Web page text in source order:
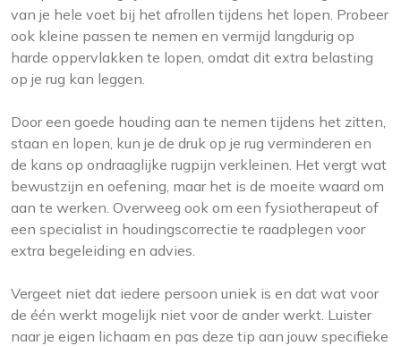
van je hele voet bij het afrollen tijdens het lopen. Probeer
ook kleine passen te nemen en vermijd langdurig op
harde oppervlakken te lopen, omdat dit extra belasting
op je rug kan leggen.
Door een goede houding aan te nemen tijdens het zitten,
staan ​​en lopen, kun je de druk op je rug verminderen en
de kans op ondraaglijke rugpijn verkleinen. Het vergt wat
bewustzijn en oefening, maar het is de moeite waard om
aan te werken. Overweeg ook om een fysiotherapeut of
een specialist in houdingscorrectie te raadplegen voor
extra begeleiding en advies.
Vergeet niet dat iedere persoon uniek is en dat wat voor
de één werkt mogelijk niet voor de ander werkt. Luister
naar je eigen lichaam en pas deze tip aan jouw specifieke